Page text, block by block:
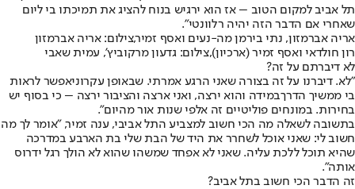
תל אביב למקום הטוב – אז הוא ירגיש בנוח להציג את תמיכתו בי ליום
שאחרי אם הדבר הזה יהיה רלוונטי".
אריה אברמזון, נתי בירמן מה-נעים ואסף זמיר,צילום: אריה אברמזון
רון חולדאי ואסף זמיר (ארכיון),צילום: גדעון מרקוביץ', עמית שאבי
לא דיברתם על זה?
"לא. דיברנו על זה בצורה שאני הרגע אמרתי. שבאופן עקרוניאפשר לראות
בי ממשיך הדרךבמידה והוא ירצה, ואני ארצה והציבור ירצה – כי בסוף יש
בחירות. במונחים פוליטיים זה אלפי שנות אור מהיום".
בתשובה לשאלה מה הכי חשוב למצביע התל אביבי, ענה זמיר, "אומר לך מה
חשוב לי: שאני אוכל לשחרר את היד של הבת שלי בת הארבע במדרכה
שהיא תוכל ללכת עליה. שאני לא אפחד שמשהו שהוא לא הולך רגל ידרוס
אותה".
זה הדבר הכי חשוב בתל אביב?